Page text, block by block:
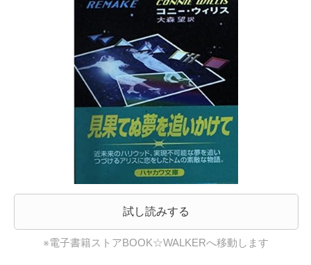
試し読みする
※電子書籍ストアBOOK☆WALKERへ移動します